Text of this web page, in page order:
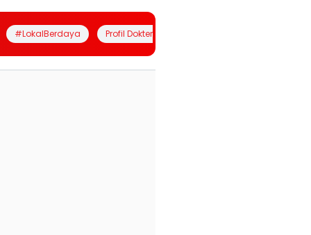
#LokalBerdaya Profil Dokter